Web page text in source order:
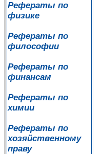
Рефераты по
физике
Рефераты по
философии
Рефераты по
финансам
Рефераты по
химии
Рефераты по
хозяйственному
праву